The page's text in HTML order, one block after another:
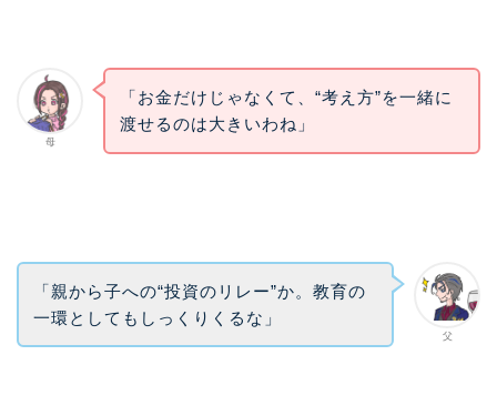
母
「お金だけじゃなくて、“考え方”を一緒に
渡せるのは大きいわね」
父
「親から子への“投資のリレー”か。教育の
一環としてもしっくりくるな」